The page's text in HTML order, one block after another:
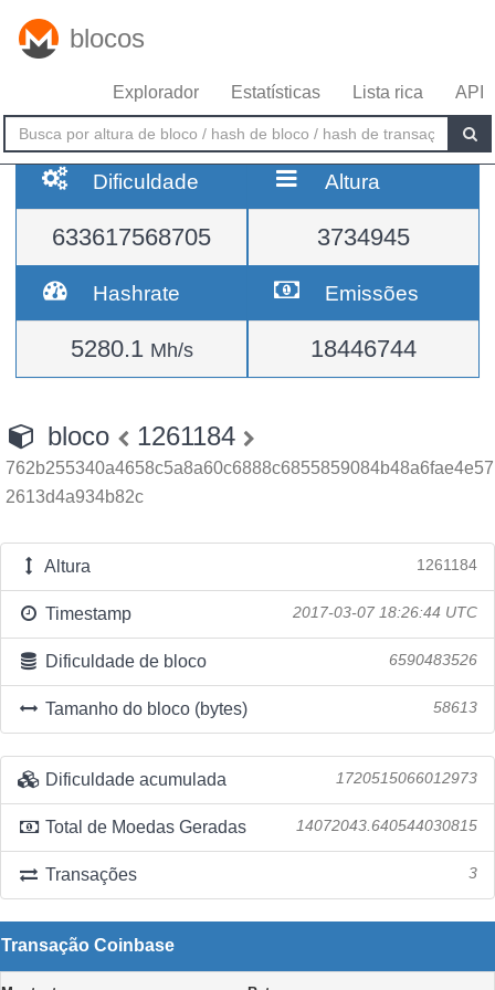
blocos
Explorador Estatísticas Lista rica API
Dificuldade
633617568705
Altura
3734945
Hashrate
5280.1 Mh/s
Emissões
18446744
bloco 1261184
762b255340a4658c5a8a60c6888c6855859084b48a6fae4e57
2613d4a934b82c
Altura 1261184
Timestamp 2017-03-07 18:26:44 UTC
Dificuldade de bloco 6590483526
Tamanho do bloco (bytes) 58613
Dificuldade acumulada 1720515066012973
Total de Moedas Geradas 14072043.640544030815
Transações 3
Transação Coinbase